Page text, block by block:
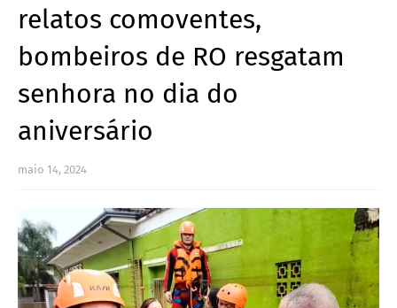
relatos comoventes,
bombeiros de RO resgatam
senhora no dia do
aniversário
maio 14, 2024